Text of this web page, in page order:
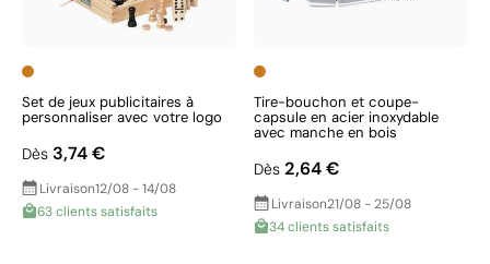
Set de jeux publicitaires à
personnaliser avec votre logo
Dès 3,74 €
Livraison12/08 - 14/08
63 clients satisfaits
Tire-bouchon et coupe-
capsule en acier inoxydable
avec manche en bois
Dès 2,64 €
Livraison21/08 - 25/08
34 clients satisfaits